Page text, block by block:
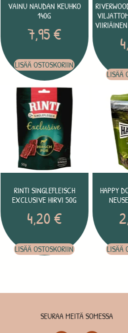
VAINU NAUDAN KEUHKO
140G
7,95€
LISÄÄ OSTOSKORIIN
LISÄÄ
RINTI SINGLEFLEISCH
EXCLUSIVE HIRVI 50G
4,20€
LISÄÄ OSTOSKORIIN
HAPPY
LISÄÄ
SEURAA MEITÄ SOMESSA